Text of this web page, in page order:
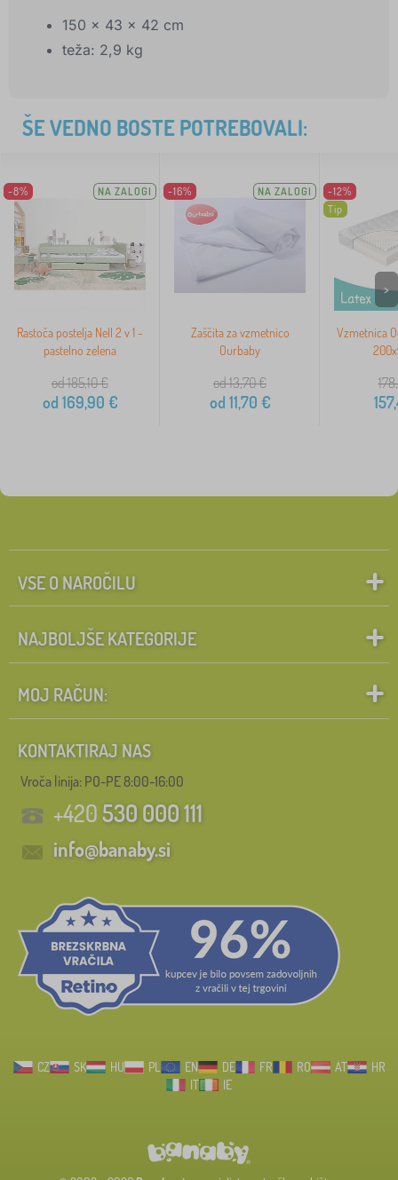
150 x 43 x 42 cm
teža: 2,9 kg
ŠE VEDNO BOSTE POTREBOVALI:
-8% NA ZALOGI
Rastoča postelja Nell 2 v 1 -
pastelno zelena
od 185,10€
od 169,90 €
-16% NA ZALOGI
Zaščita za vzmetnico
Ourbaby
od 13,70€
od 11,70 €
-12%
Tip
Vzmetnica
>
VSE O NAROČILU
NAJBOLJŠE KATEGORIJE
MOJ RAČUN:
KONTAKTIRAJ NAS
Vroča linija: PO-PE 8:00-16:00
+420530 000 111
info@banaby.si
CZ SK HU PL EN DE FR RO AT
HR
IT
IE